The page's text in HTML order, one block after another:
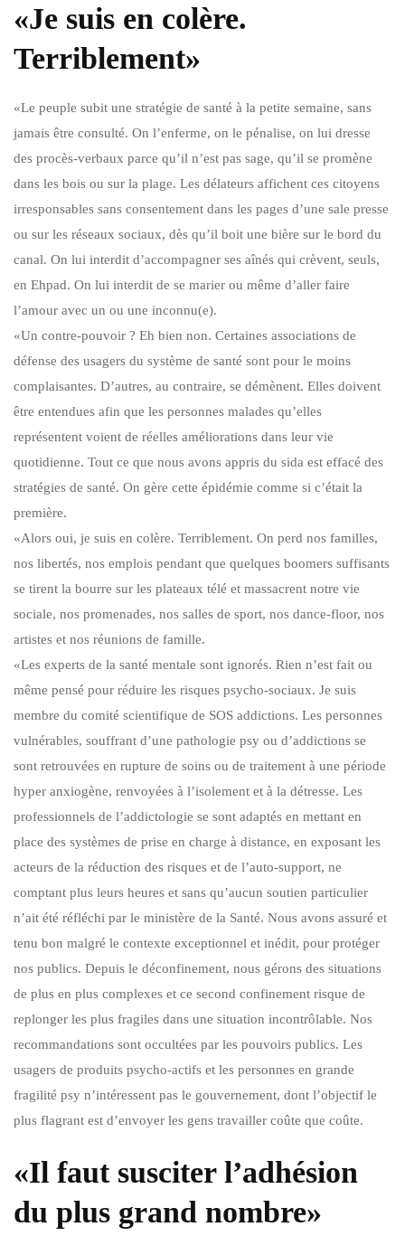
«Je suis en colère.
Terriblement»
«Le peuple subit une stratégie de santé à la petite semaine, sans
jamais être consulté. On l’enferme, on le pénalise, on lui dresse
des procès-verbaux parce qu’il n’est pas sage, qu’il se promène
dans les bois ou sur la plage. Les délateurs affichent ces citoyens
irresponsables sans consentement dans les pages d’une sale presse
ou sur les réseaux sociaux, dès qu’il boit une bière sur le bord du
canal. On lui interdit d’accompagner ses aînés qui crèvent, seuls,
en Ehpad. On lui interdit de se marier ou même d’aller faire
l’amour avec un ou une inconnu(e).
«Un contre-pouvoir ? Eh bien non. Certaines associations de
défense des usagers du système de santé sont pour le moins
complaisantes. D’autres, au contraire, se démènent. Elles doivent
être entendues afin que les personnes malades qu’elles
représentent voient de réelles améliorations dans leur vie
quotidienne. Tout ce que nous avons appris du sida est effacé des
stratégies de santé. On gère cette épidémie comme si c’était la
première.
«Alors oui, je suis en colère. Terriblement. On perd nos familles,
nos libertés, nos emplois pendant que quelques boomers suffisants
se tirent la bourre sur les plateaux télé et massacrent notre vie
sociale, nos promenades, nos salles de sport, nos dance-floor, nos
artistes et nos réunions de famille.
«Les experts de la santé mentale sont ignorés. Rien n’est fait ou
même pensé pour réduire les risques psycho-sociaux. Je suis
membre du comité scientifique de SOS addictions. Les personnes
vulnérables, souffrant d’une pathologie psy ou d’addictions se
sont retrouvées en rupture de soins ou de traitement à une période
hyper anxiogène, renvoyées à l’isolement et à la détresse. Les
professionnels de l’addictologie se sont adaptés en mettant en
place des systèmes de prise en charge à distance, en exposant les
acteurs de la réduction des risques et de l’auto-support, ne
comptant plus leurs heures et sans qu’aucun soutien particulier
n’ait été réfléchi par le ministère de la Santé. Nous avons assuré et
tenu bon malgré le contexte exceptionnel et inédit, pour protéger
nos publics. Depuis le déconfinement, nous gérons des situations
de plus en plus complexes et ce second confinement risque de
replonger les plus fragiles dans une situation incontrôlable. Nos
recommandations sont occultées par les pouvoirs publics. Les
usagers de produits psycho-actifs et les personnes en grande
fragilité psy n’intéressent pas le gouvernement, dont l’objectif le
plus flagrant est d’envoyer les gens travailler coûte que coûte.
«Il faut susciter l’adhésion
du plus grand nombre»